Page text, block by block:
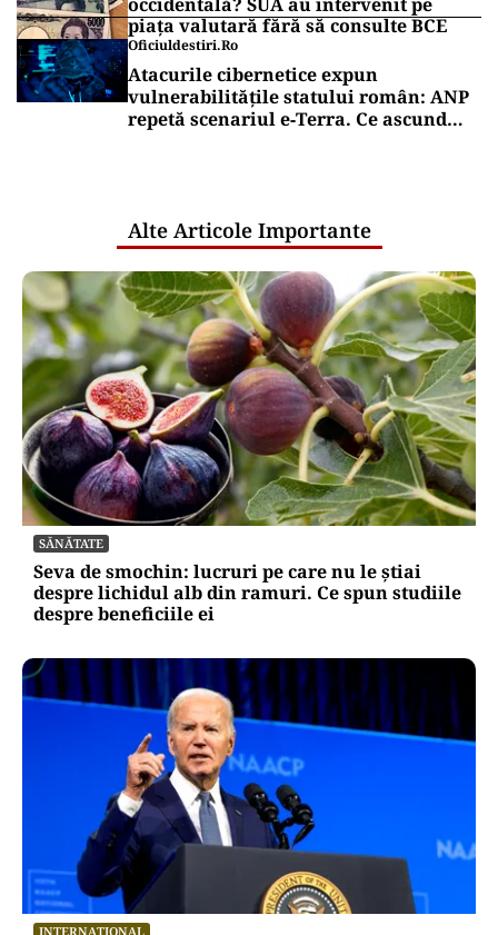
piața valutară fără să consulte BCE
Oficiuldestiri.ro
Atacurile cibernetice expun
vulnerabilitățile statului român: ANP
repetă scenariul e‑Terra. Ce ascund
Alte Articole Importante
SĂNĂTATE
Seva de smochin: lucruri pe care nu le știai
despre lichidul alb din ramuri. Ce spun studiile
despre beneficiile ei
INTERNAȚIONAL